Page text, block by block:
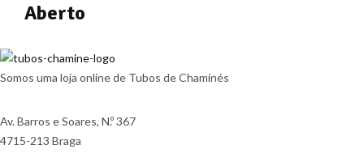
Aberto
Somos uma loja online de Tubos de Chaminés
Av. Barros e Soares, N.º 367
4715-213 Braga